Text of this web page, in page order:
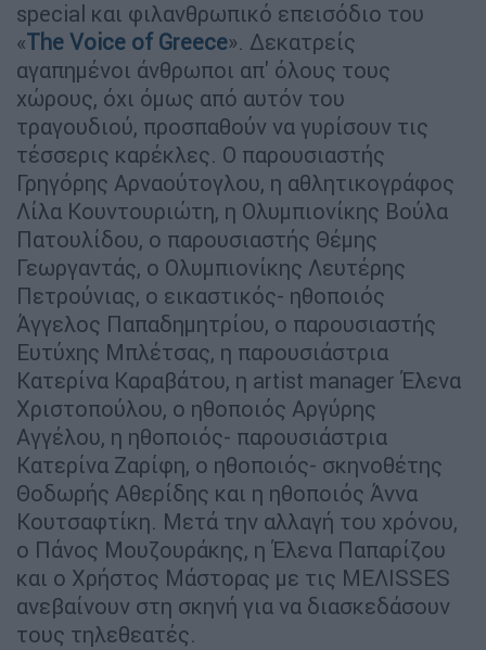
special και φιλανθρωπικό επεισόδιο του
«The Voice of Greece». Δεκατρείς
αγαπημένοι άνθρωποι απ' όλους τους
χώρους, όχι όμως από αυτόν του
τραγουδιού, προσπαθούν να γυρίσουν τις
τέσσερις καρέκλες. Ο παρουσιαστής
Γρηγόρης Αρναούτογλου, η αθλητικογράφος
Λίλα Κουντουριώτη, η Ολυμπιονίκης Βούλα
Πατουλίδου, ο παρουσιαστής Θέμης
Γεωργαντάς, ο Ολυμπιονίκης Λευτέρης
Πετρούνιας, ο εικαστικός- ηθοποιός
Άγγελος Παπαδημητρίου, ο παρουσιαστής
Ευτύχης Μπλέτσας, η παρουσιάστρια
Κατερίνα Καραβάτου, η artist manager Έλενα
Χριστοπούλου, ο ηθοποιός Αργύρης
Αγγέλου, η ηθοποιός- παρουσιάστρια
Κατερίνα Ζαρίφη, ο ηθοποιός- σκηνοθέτης
Θοδωρής Αθερίδης και η ηθοποιός Άννα
Κουτσαφτίκη. Μετά την αλλαγή του χρόνου,
ο Πάνος Μουζουράκης, η Έλενα Παπαρίζου
και ο Χρήστος Μάστορας με τις ΜΕΛΙSSES
ανεβαίνουν στη σκηνή για να διασκεδάσουν
τους τηλεθεατές.